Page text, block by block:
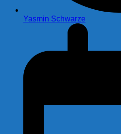
Yasmin Schwarze